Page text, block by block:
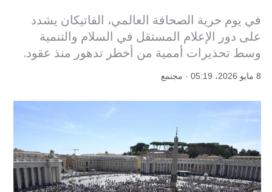
في يوم حرية الصحافة العالمي، الفاتيكان يشدد
على دور الإعلام المستقل في السلام والتنمية
وسط تحذيرات أممية من أخطر تدهور منذ عقود.
8 مايو 2026، 05:19 · مجتمع